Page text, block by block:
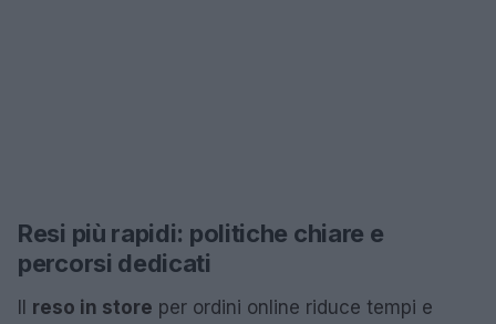
Resi più rapidi: politiche chiare e
percorsi dedicati
reso in store per ordini online riduce tempi e